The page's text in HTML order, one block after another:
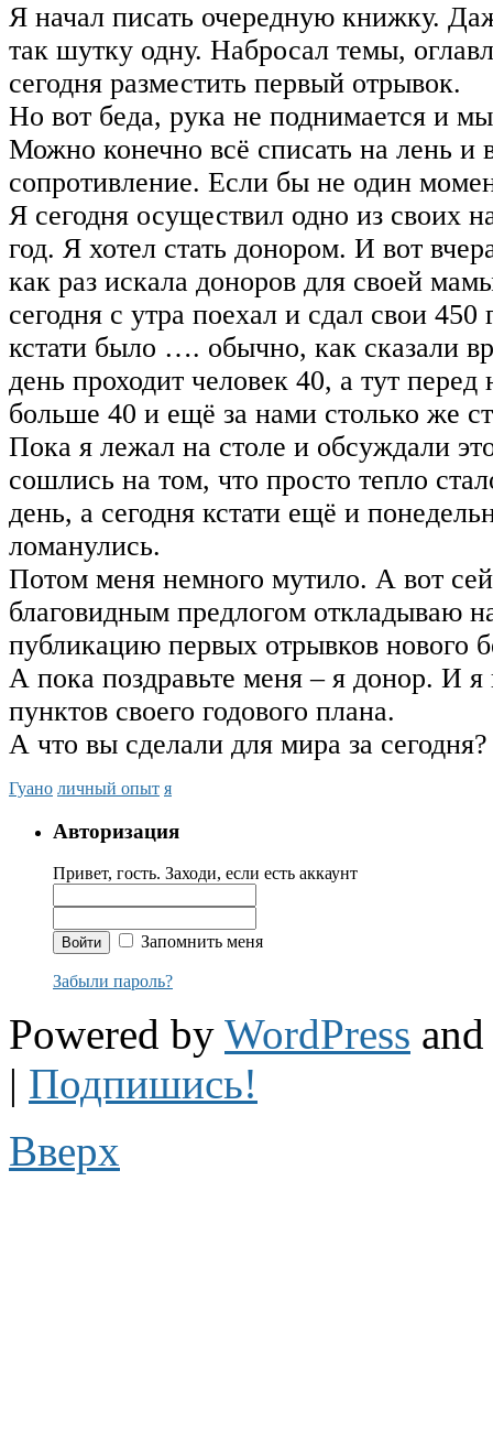
Я начал писать очередную книжку.
так шутку одну. Набросал темы,
сегодня разместить первый отрывок.
Но вот беда, рука не поднимается и
Можно конечно всё списать на лень и
сопротивление. Если бы не один
Я сегодня осуществил одно из своих
год. Я хотел стать донором. И вот
как раз искала доноров для своей
сегодня с утра поехал и сдал свои
кстати было …. обычно, как сказали
день проходит человек 40, а тут
больше 40 и ещё за нами столько же
Пока я лежал на столе и обсуждали
сошлись на том, что просто тепло
день, а сегодня кстати ещё и
ломанулись.
Потом меня немного мутило. А вот
благовидным предлогом откладываю
публикацию первых отрывков нового
А пока поздравьте меня – я донор. И
пунктов своего годового плана.
А что вы сделали для мира за сегодня?
Гуано личный опыт я
Авторизация
Привет, гость. Заходи, если есть аккаунт
Запомнить меня
Забыли пароль?
Powered by WordPress
| Подпишись!
Вверх